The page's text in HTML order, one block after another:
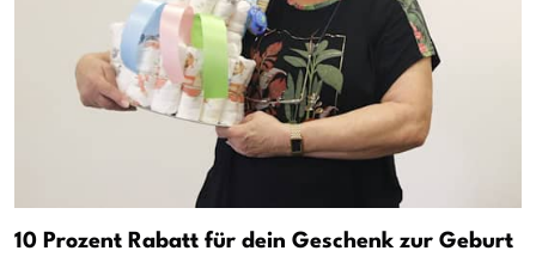
10 Prozent Rabatt für dein Geschenk zur Geburt